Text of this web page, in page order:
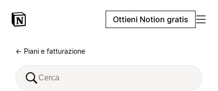
Ottieni Notion gratis
← Piani e fatturazione